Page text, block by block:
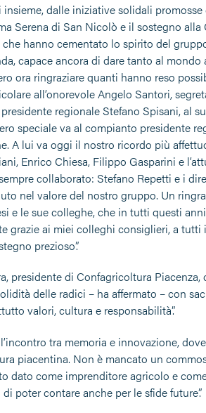
dalle iniziative solidali promosse
Serena di San Nicolò e il sostegno
hanno cementato lo spirito del
capace ancora di dare tanto al
ora ringraziare quanti hanno reso
all’onorevole Angelo Santori,
regionale Stefano Spisani, al
speciale va al compianto presidente
A lui va oggi il nostro ricordo più
Enrico Chiesa, Filippo Gasparini e
collaborato: Stefano Repetti e i
nel valore del nostro gruppo. Un
e le sue colleghe, che in tutti questi
grazie ai miei colleghi consiglieri, a
prezioso”.
presidente di Confagricoltura
delle radici – ha affermato – con
valori, cultura e responsabilità”.
tra memoria e innovazione,
piacentina. Non è mancato un
dato come imprenditore agricolo e
poter contare anche per le sfide future”.